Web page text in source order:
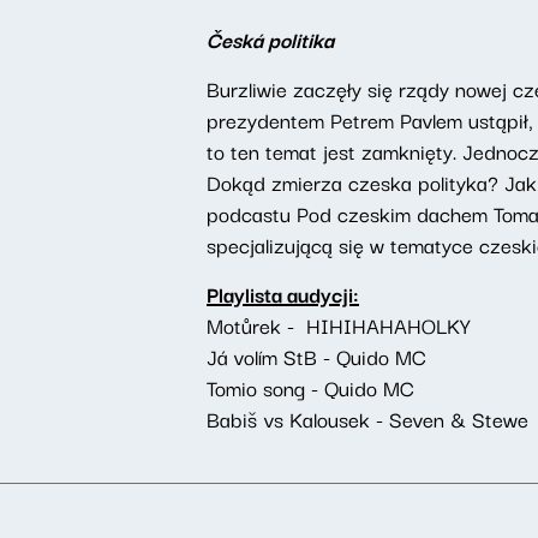
Česká politika
Burzliwie zaczęły się rządy nowej
prezydentem Petrem Pavlem
to ten temat jest zamknięty.
Dokąd zmierza czeska polityka?
podcastu Pod czeskim dachem
specjalizującą się w tematyce
Playlista audycji:
Motůrek - HIHIHAHAHOLKY
Já volím StB - Quido MC
Tomio song - Quido MC
Babiš vs Kalousek - Seven & Stewe